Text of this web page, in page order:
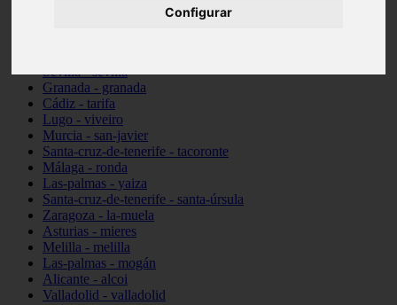
Configurar
Sevilla - sevilla
Granada - granada
Cádiz - tarifa
Lugo - viveiro
Murcia - san-javier
Santa-cruz-de-tenerife - tacoronte
Málaga - ronda
Las-palmas - yaiza
Santa-cruz-de-tenerife - santa-úrsula
Zaragoza - la-muela
Asturias - mieres
Melilla - melilla
Las-palmas - mogán
Alicante - alcoi
Valladolid - valladolid